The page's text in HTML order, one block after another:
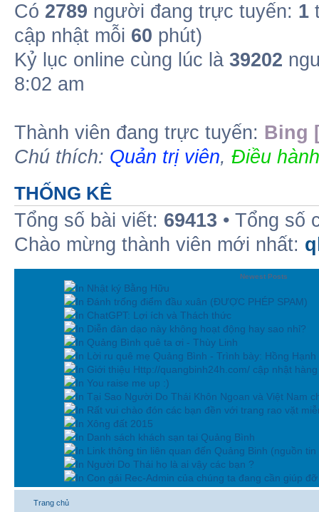
Có 2789 người đang trực tuyến: 1
cập nhật mỗi 60 phút)
Kỷ lục online cùng lúc là 39202
8:02 am
Thành viên đang trực tuyến: Bing
Chú thích: Quản trị viên, Điều
THỐNG KÊ
Tổng số bài viết: 69413 • Tổng số
Chào mừng thành viên mới nhất:
Newest Posts
In Nhật ký Bằng Hữu
In Đánh trống điểm đầu xuân (ĐƯỢC PHÉP SPAM)
In ChatGPT: Lợi ích và Thách thức
In Diễn đàn dạo này không hoạt động hay sao nhỉ?
In Quảng Bình quê ta ơi - Thùy Linh
In Lời ru quê mẹ Quảng Bình - Trình bày: Hồng Hạnh
In Giới thiệu Http://quangbinh24h.com/ cập nhật
In You raise me up :)
In Tại Sao Người Do Thái Khôn Ngoan và Việt Nam
In Rất vui chào đón các bạn đền với trang rao vặt
In Xông đất 2015
In Danh sách khách sạn tại Quảng Bình
In Link thông tin liên quan đến Quảng Binh (nguồn tin
In Người Do Thái họ là ai vậy các bạn ?
In Con gái Rec-Admin của chúng ta đang cần giúp
Trang chủ